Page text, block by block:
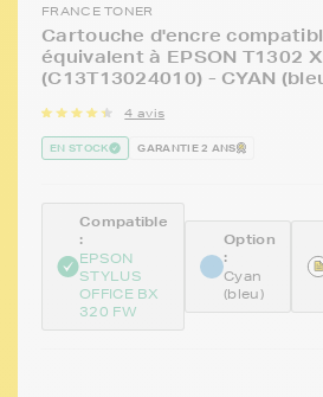
FRANCE TONER
Cartouche d'encre
équivalent à EPSON T1302
(C13T13024010) - CYAN
4 avis
EN STOCK GARANTIE 2 ANS
Compatible
:
EPSON
STYLUS
OFFICE BX
320 FW
Option
:
Cyan
(bleu)